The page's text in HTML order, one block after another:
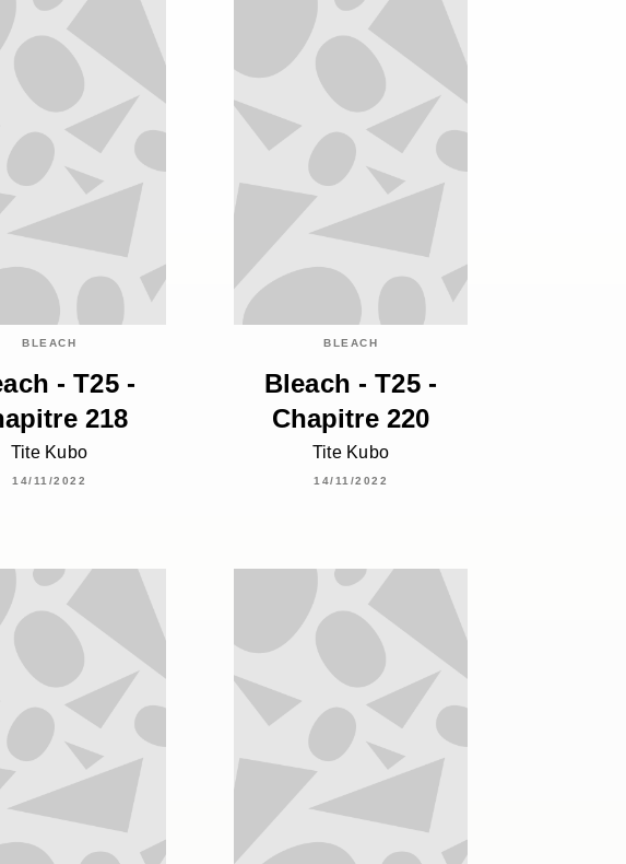
BLEACH
- T25 -
218
Tite Kubo
14/11/2022
BLEACH
Bleach - T25 -
Chapitre 220
Tite Kubo
14/11/2022